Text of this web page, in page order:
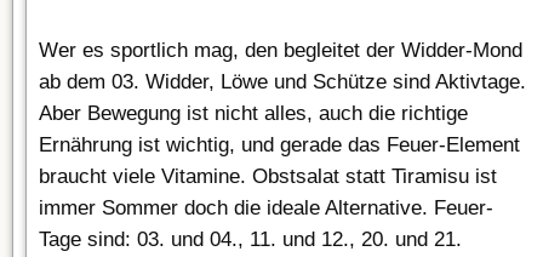
Wer es sportlich mag, den begleitet der Widder-Mond
ab dem 03. Widder, Löwe und Schütze sind Aktivtage.
Aber Bewegung ist nicht alles, auch die richtige
Ernährung ist wichtig, und gerade das Feuer-Element
braucht viele Vitamine. Obstsalat statt Tiramisu ist
immer Sommer doch die ideale Alternative. Feuer-
Tage sind: 03. und 04., 11. und 12., 20. und 21.